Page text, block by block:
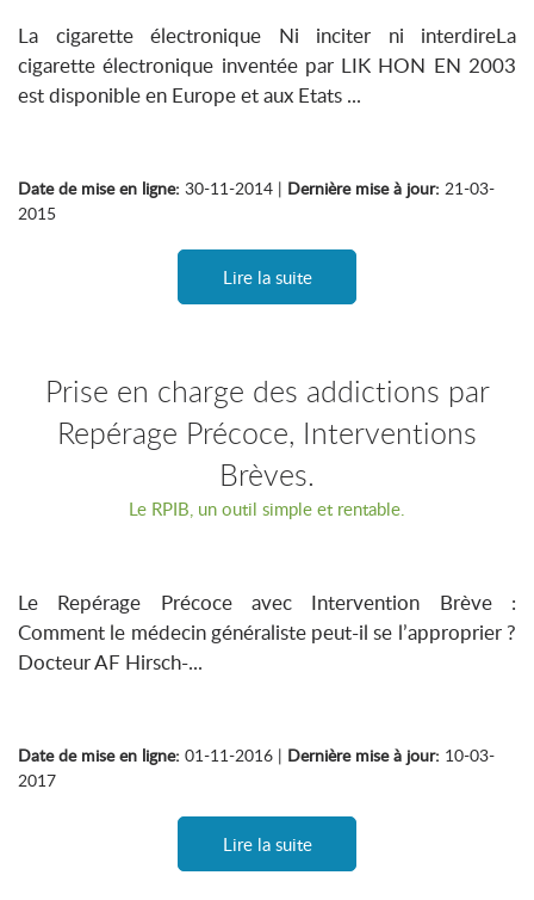
La cigarette électronique Ni inciter ni interdireLa
cigarette électronique inventée par LIK HON EN 2003
est disponible en Europe et aux Etats ...
Date de mise en ligne: 30-11-2014 | Dernière mise à jour: 21-03-
2015
Lire la suite
Prise en charge des addictions par
Repérage Précoce, Interventions
Brèves.
Le RPIB, un outil simple et rentable.
Le Repérage Précoce avec Intervention Brève :
Comment le médecin généraliste peut-il se l’approprier ?
Docteur AF Hirsch-...
Date de mise en ligne: 01-11-2016 | Dernière mise à jour: 10-03-
2017
Lire la suite